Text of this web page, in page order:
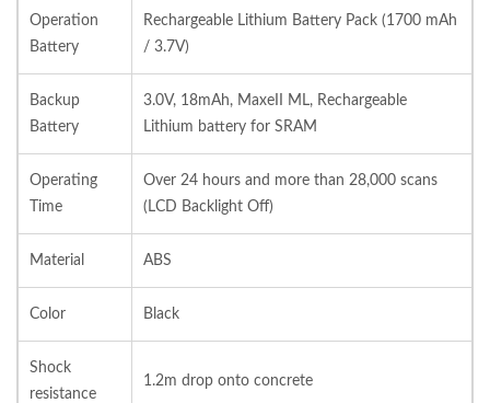
Operation
Battery
Rechargeable Lithium Battery Pack (1700 mAh
/ 3.7V)
Backup
Battery
3.0V, 18mAh, MaxeII ML, Rechargeable
Lithium battery for SRAM
Operating
Time
Over 24 hours and more than 28,000 scans
(LCD Backlight Off)
Material ABS
Color Black
Shock
resistance
1.2m drop onto concrete